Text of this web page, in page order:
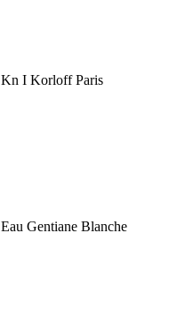
Kn I Korloff Paris
Eau Gentiane Blanche